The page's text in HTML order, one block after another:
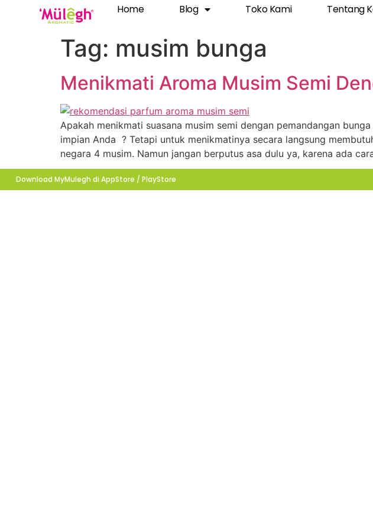
Home Blog Toko Kami Tentang
Tag: musim bunga
Menikmati Aroma Musim Semi
Apakah menikmati suasana musim semi dengan pemandangan
impian Anda ? Tetapi untuk menikmatinya secara langsung
negara 4 musim. Namun jangan berputus asa dulu ya, karena ada
Download MyMulegh di AppStore / PlayStore